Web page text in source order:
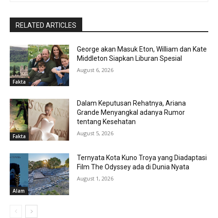
RELATED ARTICLES
Fakta
George akan Masuk Eton, William dan Kate
Middleton Siapkan Liburan Spesial
August 6, 2026
Fakta
Dalam Keputusan Rehatnya, Ariana
Grande Menyangkal adanya Rumor
tentang Kesehatan
August 5, 2026
Alam
Ternyata Kota Kuno Troya yang Diadaptasi
Film The Odyssey ada di Dunia Nyata
August 1, 2026